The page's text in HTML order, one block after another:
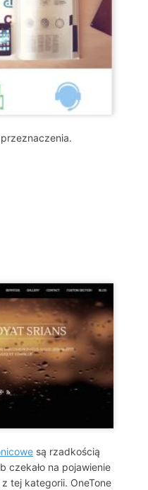
są rzadkością
czekało na pojawienie
tej kategorii. OneTone